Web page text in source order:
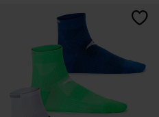
3,5 sobre 5 de valoración de clientes